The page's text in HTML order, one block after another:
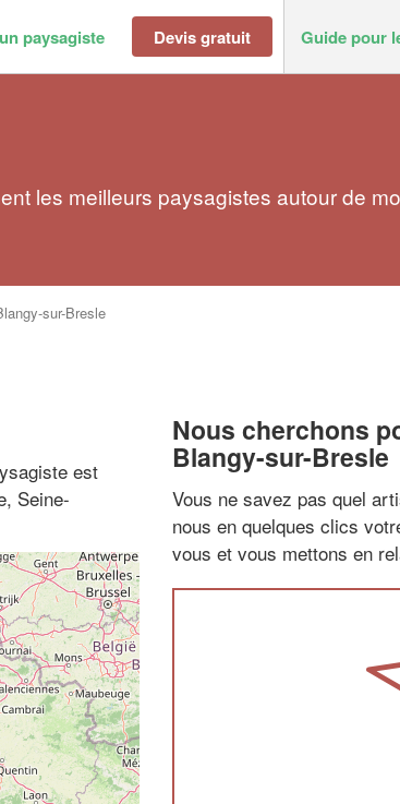
paysagiste Devis gratuit Guide pour
les meilleurs paysagistes autour de
sur-Bresle
est
Seine-
Nous cherchons
Blangy-sur-Bresle
Vous ne savez pas quel
nous en quelques clics
vous et vous mettons en